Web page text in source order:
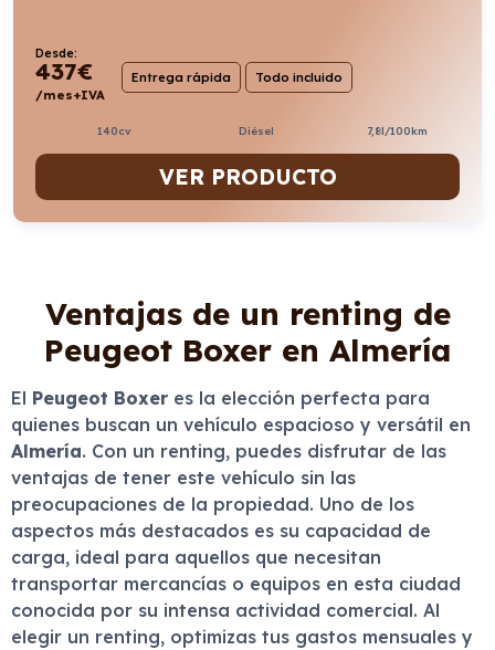
Desde:
437€
/mes+IVA
Entrega rápida Todo incluido
140cv Diésel 7,8l/100km
VER PRODUCTO
Ventajas de un renting de
Peugeot Boxer en Almería
El Peugeot Boxer es la elección perfecta para
quienes buscan un vehículo espacioso y versátil en
Almería. Con un renting, puedes disfrutar de las
ventajas de tener este vehículo sin las
preocupaciones de la propiedad. Uno de los
aspectos más destacados es su capacidad de
carga, ideal para aquellos que necesitan
transportar mercancías o equipos en esta ciudad
conocida por su intensa actividad comercial. Al
elegir un renting, optimizas tus gastos mensuales y